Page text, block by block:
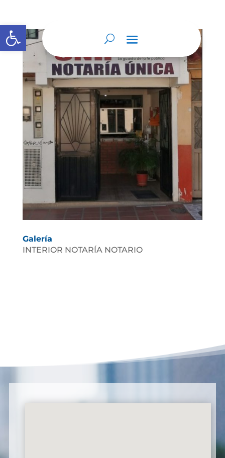
Abrir barra de herramientas
Galería
INTERIOR NOTARÍA NOTARIO